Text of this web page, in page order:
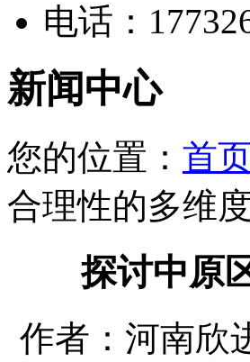
电话：
新闻中心
您的位置： 首
合理性的多维
探讨中原
作者：河南欣